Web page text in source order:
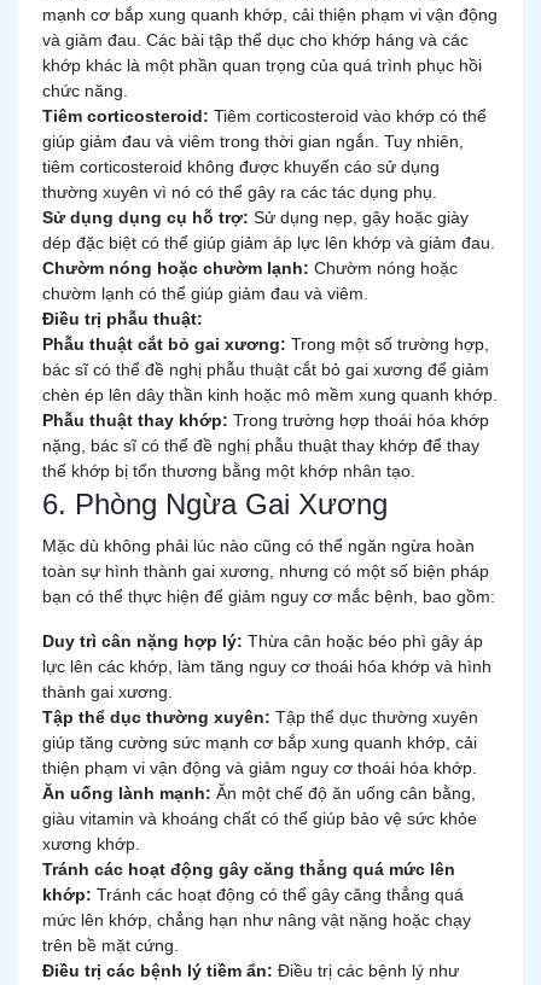
mạnh cơ bắp xung quanh khớp, cải thiện phạm vi vận động
và giảm đau. Các bài tập thể dục cho khớp háng và các
khớp khác là một phần quan trọng của quá trình phục hồi
chức năng.
Tiêm corticosteroid: Tiêm corticosteroid vào khớp có thể
giúp giảm đau và viêm trong thời gian ngắn. Tuy nhiên,
tiêm corticosteroid không được khuyến cáo sử dụng
thường xuyên vì nó có thể gây ra các tác dụng phụ.
Sử dụng dụng cụ hỗ trợ: Sử dụng nẹp, gậy hoặc giày
dép đặc biệt có thể giúp giảm áp lực lên khớp và giảm đau.
Chườm nóng hoặc chườm lạnh: Chườm nóng hoặc
chườm lạnh có thể giúp giảm đau và viêm.
Điều trị phẫu thuật:
Phẫu thuật cắt bỏ gai xương: Trong một số trường hợp,
bác sĩ có thể đề nghị phẫu thuật cắt bỏ gai xương để giảm
chèn ép lên dây thần kinh hoặc mô mềm xung quanh khớp.
Phẫu thuật thay khớp: Trong trường hợp thoái hóa khớp
nặng, bác sĩ có thể đề nghị phẫu thuật thay khớp để thay
thế khớp bị tổn thương bằng một khớp nhân tạo.
6. Phòng Ngừa Gai Xương
Mặc dù không phải lúc nào cũng có thể ngăn ngừa hoàn
toàn sự hình thành gai xương, nhưng có một số biện pháp
bạn có thể thực hiện để giảm nguy cơ mắc bệnh, bao gồm:
Duy trì cân nặng hợp lý: Thừa cân hoặc béo phì gây áp
lực lên các khớp, làm tăng nguy cơ thoái hóa khớp và hình
thành gai xương.
Tập thể dục thường xuyên: Tập thể dục thường xuyên
giúp tăng cường sức mạnh cơ bắp xung quanh khớp, cải
thiện phạm vi vận động và giảm nguy cơ thoái hóa khớp.
Ăn uống lành mạnh: Ăn một chế độ ăn uống cân bằng,
giàu vitamin và khoáng chất có thể giúp bảo vệ sức khỏe
xương khớp.
Tránh các hoạt động gây căng thẳng quá mức lên
khớp: Tránh các hoạt động có thể gây căng thẳng quá
mức lên khớp, chẳng hạn như nâng vật nặng hoặc chạy
trên bề mặt cứng.
Điều trị các bệnh lý tiềm ẩn: Điều trị các bệnh lý như